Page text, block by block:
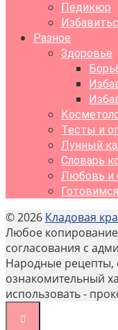
Педикюр
Разное
Здоровье
Тесты и
Лунный
Словарь
Любовь и
© 2026 Кладовая
Любое копирование
согласования с
Народные рецепты,
ознакомительный
использовать -